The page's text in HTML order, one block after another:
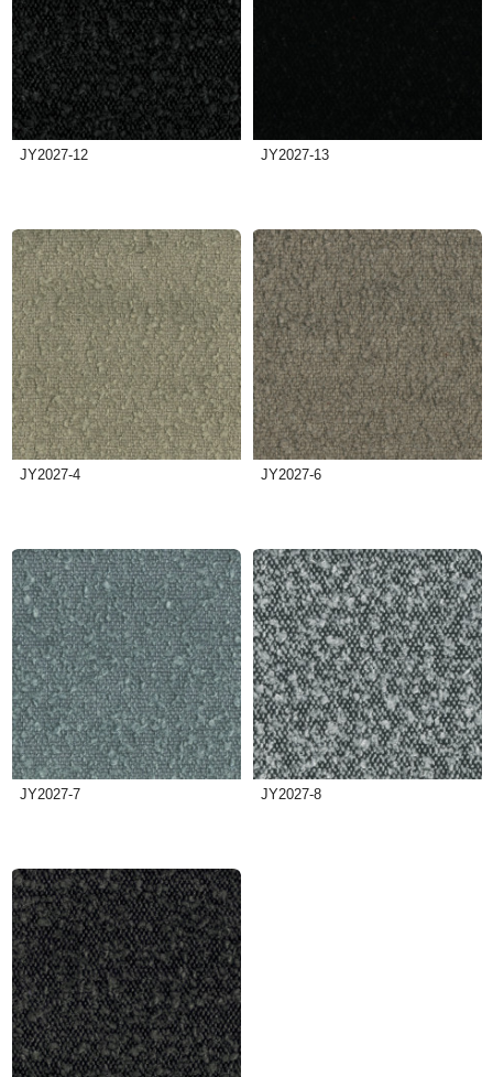
JY2027-12 JY2027-13
JY2027-4 JY2027-6
JY2027-7 JY2027-8